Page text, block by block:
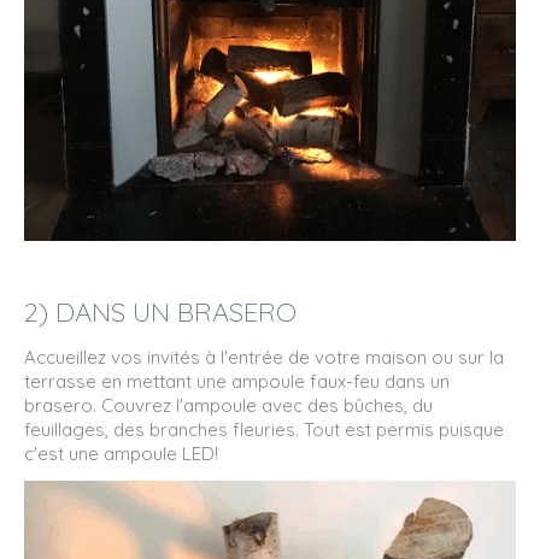
2) DANS UN BRASERO
Accueillez vos invités à l'entrée de votre maison ou sur la
terrasse en mettant une ampoule faux-feu dans un
brasero. Couvrez l'ampoule avec des bûches, du
feuillages, des branches fleuries. Tout est permis puisque
c'est une ampoule LED!